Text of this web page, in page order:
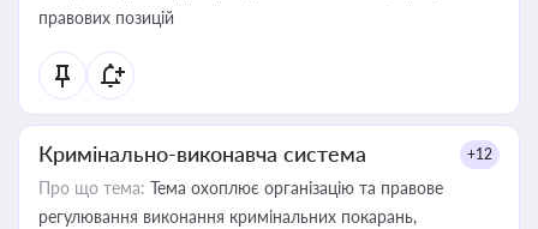
правових позицій
Кримінально-виконавча система +12
Про що тема: Тема охоплює організацію та правове
регулювання виконання кримінальних покарань,